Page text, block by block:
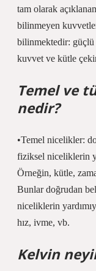
tam olarak
bilinmeyen
bilinmektedir:
kuvvet ve kütle
Temel ve
nedir?
•Temel nicelikler:
fiziksel niceliklerin
Örneğin, kütle,
Bunlar doğrudan
niceliklerin
hız, ivme, vb.
Kelvin